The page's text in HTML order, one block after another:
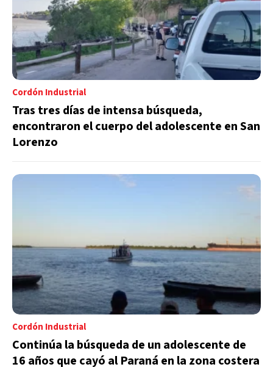
Cordón Industrial
Tras tres días de intensa búsqueda,
encontraron el cuerpo del adolescente en San
Lorenzo
Cordón Industrial
Continúa la búsqueda de un adolescente de
16 años que cayó al Paraná en la zona costera